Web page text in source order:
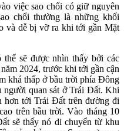
việc sao chổi có giữ nguyên
chổi thường là những khối
và dễ bị vỡ ra khi tới gần Mặt
sẽ được nhìn thấy bởi các
2024, trước khi tới gần cận
khá thấp ở bầu trời phía Đông
người quan sát ở Trái Đất. Khi
hơn tới Trái Đất trên đường đi
trên bầu trời. Vào tháng 10
sẽ thấy nó di chuyển từ khu